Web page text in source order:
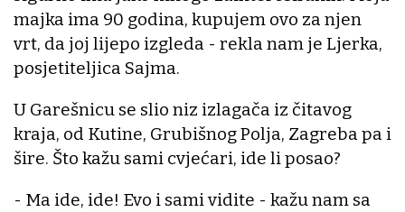
majka ima 90 godina, kupujem ovo za njen
vrt, da joj lijepo izgleda - rekla nam je Ljerka,
posjetiteljica Sajma.
U Garešnicu se slio niz izlagača iz čitavog
kraja, od Kutine, Grubišnog Polja, Zagreba pa i
šire. Što kažu sami cvjećari, ide li posao?
- Ma ide, ide! Evo i sami vidite - kažu nam sa